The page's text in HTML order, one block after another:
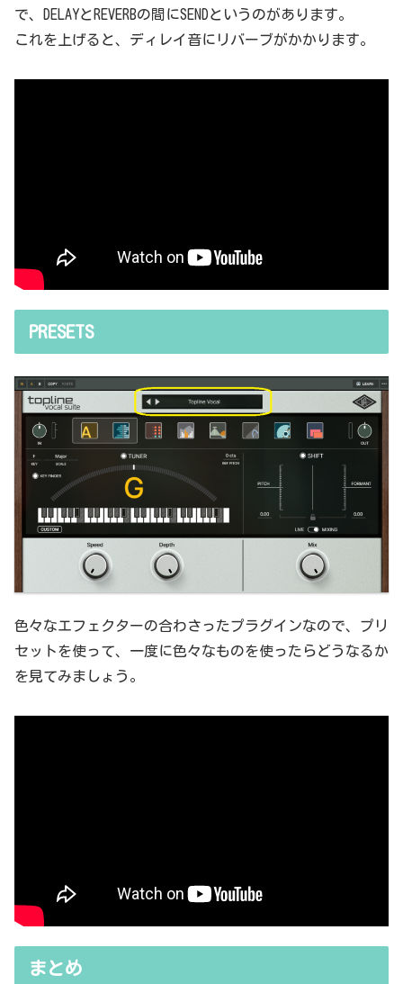
で、DELAYとREVERBの間にSENDというのがあります。
これを上げると、ディレイ音にリバーブがかかります。
PRESETS
色々なエフェクターの合わさったプラグインなので、プリ
セットを使って、一度に色々なものを使ったらどうなるか
を見てみましょう。
まとめ